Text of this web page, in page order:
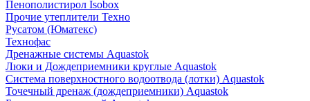
Пенополистирол Isobox
Прочие утеплители Техно
Русатом (Юматекс)
Технофас
Дренажные системы Aquastok
Люки и Дождеприемники круглые Aquastok
Система поверхностного водоотвода (лотки) Aquastok
Точечный дренаж (дождеприемники) Aquastok